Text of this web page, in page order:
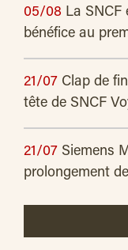
05/08 La SNCF
bénéfice au
21/07 Clap de
tête de SNCF
21/07 Siemens
prolongement